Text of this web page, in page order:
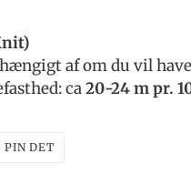
af om du vil
ca20-24 m pr.
PIN DET